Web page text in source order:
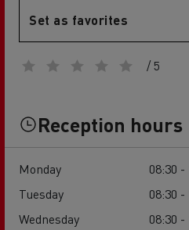
Set as favorites
/ 5
Reception hours
Monday
08:30 -
Tuesday
08:30 -
Wednesday
08:30 -